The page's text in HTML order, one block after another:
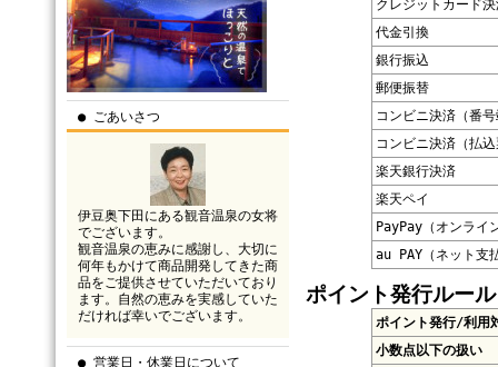
● ごあいさつ
伊豆奥下田にある観音温泉の女将
でございます。
観音温泉の恵みに感謝し、大切に
何年もかけて商品開発してきた商
品をご提供させていただいており
ます。自然の恵みを実感していた
だければ幸いでございます。
● 営業日・休業日について
クレジットカード
代金引換
銀行振込
郵便振替
コンビニ決済（番
コンビニ決済（払
楽天銀行決済
楽天ペイ
PayPay（オンライ
au PAY（ネット支
ポイント発行ルール
ポイント発行/利用
小数点以下の扱い